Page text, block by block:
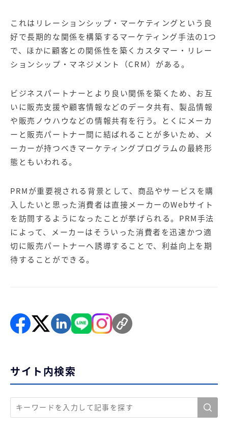
ア
マーケティングサービス
ング
サービス
【IT企業向け】マーケティン
グ
SNSアカウント運用代行サー
ビス（LINE）
広告プロモーションの製品
【クリニック向け】新規集患
Web広告サービス
【歯科業界向け】新規集患
Web広告パッケージ
【塾・個別塾業界向け】新規
集客Web広告パッケージ
商圏ねらいうちパッケージ 求人パッケージ
Web制作の製品
WEBプラス
これはリレーションシップ・マーケティングという良
好で長期的な関係を構築するマーケティング手法の1つ
で、ほかに顧客との関係性を築くカスタマー・リレー
ションシップ・マネジメント（CRM）がある。
ビジネスパートナーとより良い関係を築くため、お互
いに販売支援や顧客情報などのデータ共有、製品情報
や販売ノウハウなどの情報共有を行う。とくにメーカ
ーと販売パートナー間に結ばれることが多いため、メ
ーカーが持つべきマーケティングプログラムの最終形
態ともいわれる。
PRMが重要視される背景として、商品やサービスを購
入したいと思った消費者は直接メーカーのWebサイト
を訪問するようになったことが挙げられる。PRM手法
によって、メーカーはそういった消費者を迅速かつ適
切に販売パートナーへ誘導することで、利益向上を期
待することができる。
サイト内検索